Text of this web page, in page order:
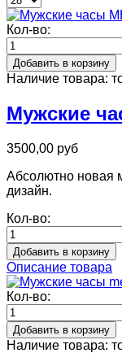
Кол-во:
Наличие товара:
Мужские
3500,00 руб
Абсолютно новая
дизайн.
Кол-во:
Описание товара
Кол-во:
Наличие товара: